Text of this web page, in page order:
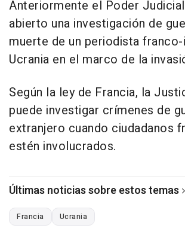
Anteriormente el Poder
abierto una investigación de
muerte de un periodista
Ucrania en el marco de la
Según la ley de Francia, la
puede investigar crímenes de
extranjero cuando ciudadanos
estén involucrados.
Últimas noticias sobre estos temas
Francia Ucrania